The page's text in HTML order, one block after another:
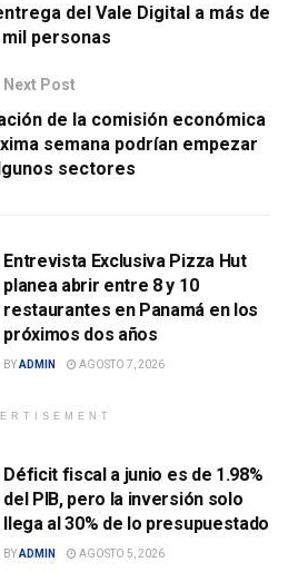
del Vale Digital a más de
mil personas
Next Post
de la comisión económica
semana podrían empezar
sectores
Entrevista Exclusiva Pizza Hut
planea abrir entre 8 y 10
restaurantes en Panamá en los
próximos dos años
BYADMIN AGOSTO 7, 2026
Déficit fiscal a junio es de 1.98%
del PIB, pero la inversión solo
llega al 30% de lo presupuestado
BYADMIN AGOSTO 5, 2026